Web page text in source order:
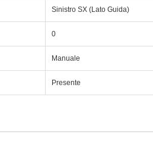
Sinistro SX (Lato Guida)
0
Manuale
Presente